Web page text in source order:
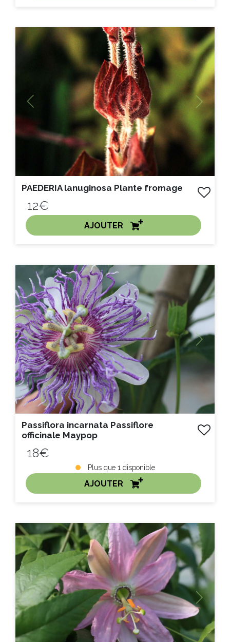
Litre :
Previous Next
PAEDERIA lanuginosa Plante fromage
12€
AJOUTER
Litre :
Previous Next
Passiflora incarnata Passiflore
officinale Maypop
18€
Plus que 1 disponible
AJOUTER
Litre :
Previous Next